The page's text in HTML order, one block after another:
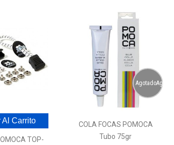
Al Carrito
TOP-
AgotadoAgotado
COLA FOCAS POMOCA
Tubo 75gr